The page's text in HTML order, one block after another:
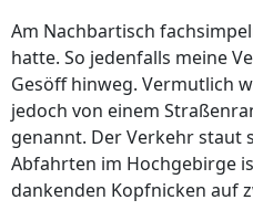
Am Nachbartisch
hatte. So jedenfalls meine
Gesöff hinweg. Vermutlich
jedoch von einem
genannt. Der Verkehr staut
Abfahrten im Hochgebirge
dankenden Kopfnicken auf